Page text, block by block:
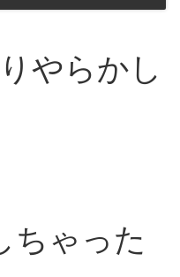
やらかし
ちゃった